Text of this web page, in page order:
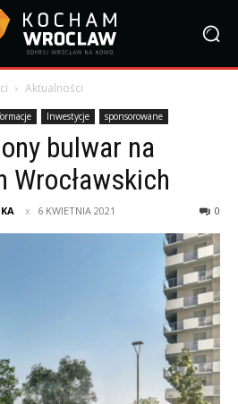
Aktualności
Inwestycje sponsorowane
bulwar na
Wrocławskich
6 KWIETNIA 2021 0